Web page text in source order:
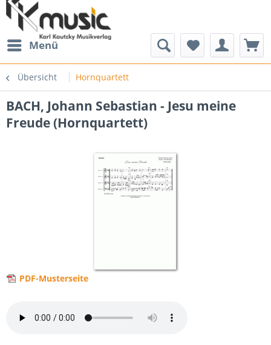
Menü
Übersicht Hornquartett
BACH, Johann Sebastian - Jesu meine
Freude (Hornquartett)
PDF-Musterseite